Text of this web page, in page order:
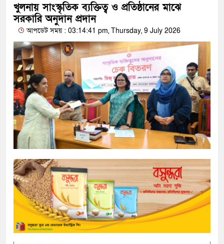
খুলনায় সাংস্কৃতিক ব্যক্তিত্ব ও প্রতিষ্ঠানের মাঝে
সরকারি অনুদান প্রদান
আপডেট সময় : 03:14:41 pm, Thursday, 9 July 2026